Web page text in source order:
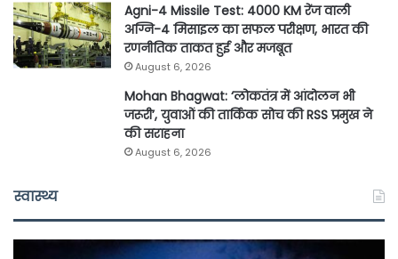
Agni-4 Missile Test: 4000 KM रेंज वाली
अग्नि-4 मिसाइल का सफल परीक्षण, भारत की
रणनीतिक ताकत हुई और मजबूत
August 6, 2026
Mohan Bhagwat: ‘लोकतंत्र में आंदोलन भी
जरूरी’, युवाओं की तार्किक सोच की RSS प्रमुख ने
की सराहना
August 6, 2026
स्वास्थ्य